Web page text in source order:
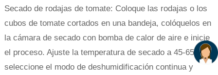
Secado de rodajas de tomate: Coloque las rodajas o los
cubos de tomate cortados en una bandeja, colóquelos en
la cámara de secado con bomba de calor de aire e inicie
el proceso. Ajuste la temperatura de secado a 45-65 °C,
seleccione el modo de deshumidificación continua y